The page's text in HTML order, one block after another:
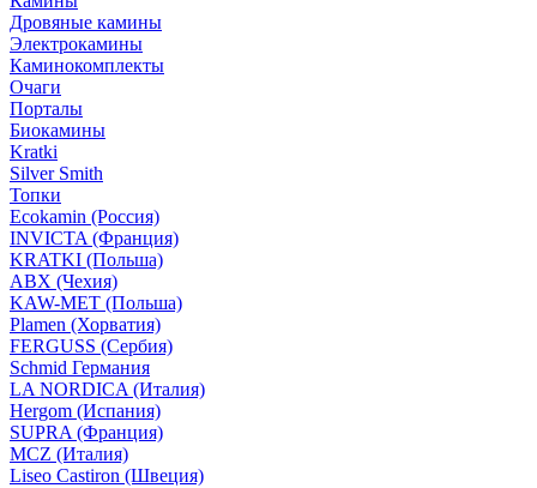
Дровяные камины
Электрокамины
Каминокомплекты
Очаги
Порталы
Биокамины
Kratki
Silver Smith
Топки
Ecokamin (Россия)
INVICTA (Франция)
KRATKI (Польша)
ABX (Чехия)
KAW-MET (Польша)
Plamen (Хорватия)
FERGUSS (Сербия)
Schmid Германия
LA NORDICA (Италия)
Hergom (Испания)
SUPRA (Франция)
MCZ (Италия)
Liseo Castiron (Швеция)